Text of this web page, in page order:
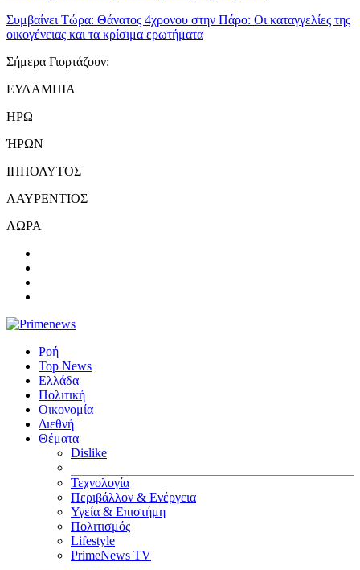
Συμβαίνει Τώρα: Θάνατος 4χρονου στην Πάρο: Οι καταγγελίες της
οικογένειας και τα κρίσιμα ερωτήματα
Σήμερα Γιορτάζουν:
ΕΥΛΑΜΠΙΑ
ΗΡΩ
ΉΡΩΝ
ΙΠΠΟΛΥΤΟΣ
ΛΑΥΡΕΝΤΙΟΣ
ΛΩΡΑ
Ροή
Top News
Ελλάδα
Πολιτική
Οικονομία
Διεθνή
Θέματα
Dislike
Τεχνολογία
Περιβάλλον & Ενέργεια
Υγεία & Επιστήμη
Πολιτισμός
Lifestyle
PrimeNews TV